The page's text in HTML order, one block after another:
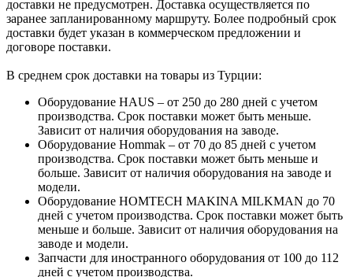
доставки не предусмотрен. Доставка осуществляется по
заранее запланированному маршруту. Более подробный срок
доставки будет указан в коммерческом предложении и
договоре поставки.
В среднем срок доставки на товары из Турции:
Оборудование HAUS – от 250 до 280 дней с учетом
производства. Срок поставки может быть меньше.
Зависит от наличия оборудования на заводе.
Оборудование Hommak – от 70 до 85 дней с учетом
производства. Срок поставки может быть меньше и
больше. Зависит от наличия оборудования на заводе и
модели.
Оборудование HOMTECH MAKINA MILKMAN до 70
дней с учетом производства. Срок поставки может быть
меньше и больше. Зависит от наличия оборудования на
заводе и модели.
Запчасти для иностранного оборудования от 100 до 112
дней с учетом производства.